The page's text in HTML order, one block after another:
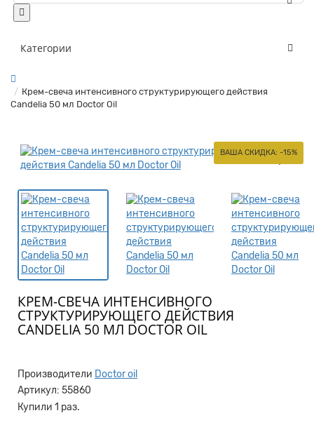
Категории
Крем-свеча интенсивного структурирующего действия
Candelia 50 мл Doctor Oil
ВАША СКИДКА: -15%
КРЕМ-СВЕЧА ИНТЕНСИВНОГО
СТРУКТУРИРУЮЩЕГО ДЕЙСТВИЯ
CANDELIA 50 МЛ DOCTOR OIL
Производители Doctor oil
Артикул: 55860
Купили 1 раз.